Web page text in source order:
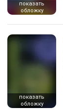
показать
обложку
показать
обложку